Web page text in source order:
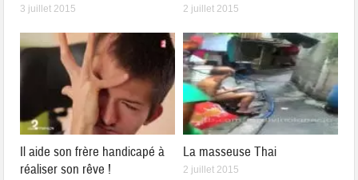
3 juillet 2015 2 juillet 2015
Il aide son frère handicapé à
réaliser son rêve !
La masseuse Thai
2 juillet 2015